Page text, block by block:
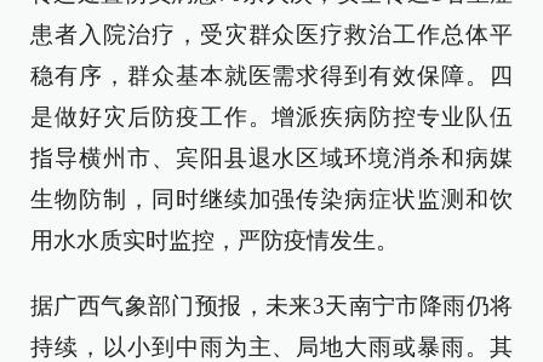
患者入院治疗，受灾群众医疗救治工作总体平
稳有序，群众基本就医需求得到有效保障。四
是做好灾后防疫工作。增派疾病防控专业队伍
指导横州市、宾阳县退水区域环境消杀和病媒
生物防制，同时继续加强传染病症状监测和饮
用水水质实时监控，严防疫情发生。
据广西气象部门预报，未来3天南宁市降雨仍将
持续，以小到中雨为主、局地大雨或暴雨。其